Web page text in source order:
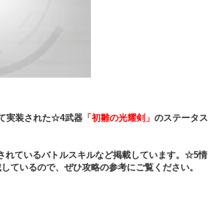
実装された☆4武器 「初雛の光耀剣」 のステータス
れているバトルスキルなど掲載しています。☆5情
ているので、ぜひ攻略の参考にご覧ください。